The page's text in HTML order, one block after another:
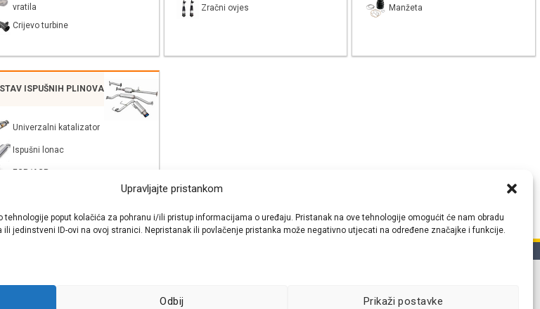
Upravljajte pristankom
poput kolačića za pohranu i/ili pristup informacijama o uređaju. Pristanak na ove tehnologije omogućit će nam obradu
jedinstveni ID-ovi na ovoj stranici. Nepristanak ili povlačenje pristanka može negativno utjecati na određene značajke i funkcije.
Odbij Prikaži postavke
vratila
Crijevo turbine
Zračni ovjes Manžeta
ISPUŠNIH PLINOVA
Univerzalni katalizator
Ispušni lonac
EGR/AGR
Krešo - preko 200 svjetski poznatih i priznatih
sve vrste i tipove osobnih i lakih teretnih vozila.